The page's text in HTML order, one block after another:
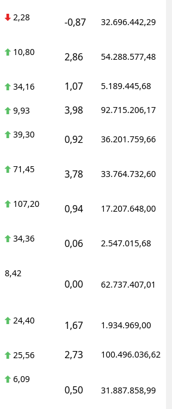
2,28 -0,87 32.696.442,29
10,80 2,86 54.288.577,48
34,16 1,07 5.189.445,68
9,93 3,98 92.715.206,17
39,30 0,92 36.201.759,66
71,45 3,78 33.764.732,60
107,20 0,94 17.207.648,00
34,36 0,06 2.547.015,68
8,42
0,00 62.737.407,01
24,40 1,67 1.934.969,00
25,56 2,73 100.496.036,62
6,09
0,50 31.887.858,99